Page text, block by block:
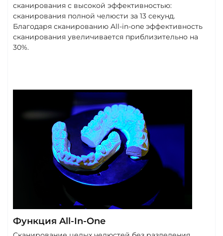
сканирования с высокой эффективностью:
сканирования полной челюсти за 13 секунд.
Благодаря сканированию All-in-one эффективность
сканирования увеличивается приблизительно на
30%.
Функция All-In-One